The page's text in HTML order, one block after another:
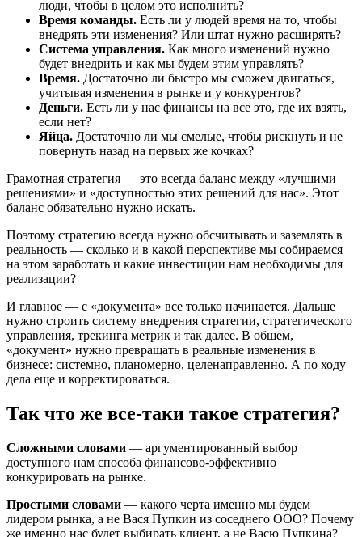
люди, чтобы в целом это исполнить?
Время команды. Есть ли у людей время на то, чтобы
внедрять эти изменения? Или штат нужно расширять?
Система управления. Как много изменений нужно
будет внедрить и как мы будем этим управлять?
Время. Достаточно ли быстро мы сможем двигаться,
учитывая изменения в рынке и у конкурентов?
Деньги. Есть ли у нас финансы на все это, где их взять,
если нет?
Яйца. Достаточно ли мы смелые, чтобы рискнуть и не
повернуть назад на первых же кочках?
Грамотная стратегия — это всегда баланс между «лучшими
решениями» и «доступностью этих решений для нас». Этот
баланс обязательно нужно искать.
Поэтому стратегию всегда нужно обсчитывать и заземлять в
реальность — сколько и в какой перспективе мы собираемся
на этом заработать и какие инвестиции нам необходимы для
реализации?
И главное — с «документа» все только начинается. Дальше
нужно строить систему внедрения стратегии, стратегического
управления, трекинга метрик и так далее. В общем,
«документ» нужно превращать в реальные изменения в
бизнесе: системно, планомерно, целенаправленно. А по ходу
дела еще и корректироваться.
Так что же все-таки такое стратегия?
Сложными словами — аргументированный выбор
доступного нам способа финансово-эффективно
конкурировать на рынке.
Простыми словами — какого черта именно мы будем
лидером рынка, а не Вася Пупкин из соседнего ООО? Почему
же именно нас будет выбирать клиент, а не Васю Пупкина?